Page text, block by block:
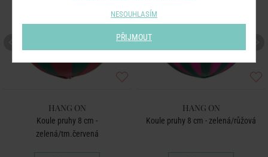
HANG ON
Koule pruhy 8 cm -
zelená/tm.červená
HANG ON
Koule pruhy 8 cm - zelená/růžová
NESOUHLASÍM
PŘIJMOUT